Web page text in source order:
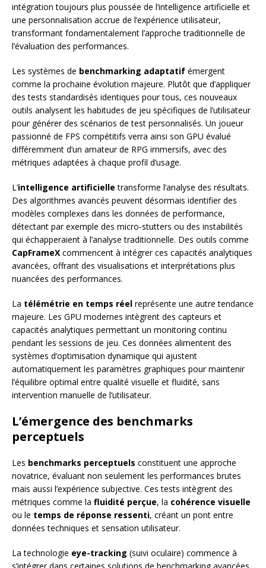
intégration toujours plus poussée de l’intelligence artificielle et
une personnalisation accrue de l’expérience utilisateur,
transformant fondamentalement l’approche traditionnelle de
l’évaluation des performances.
Les systèmes de benchmarking adaptatif émergent
comme la prochaine évolution majeure. Plutôt que d’appliquer
des tests standardisés identiques pour tous, ces nouveaux
outils analysent les habitudes de jeu spécifiques de l’utilisateur
pour générer des scénarios de test personnalisés. Un joueur
passionné de FPS compétitifs verra ainsi son GPU évalué
différemment d’un amateur de RPG immersifs, avec des
métriques adaptées à chaque profil d’usage.
L’intelligence artificielle transforme l’analyse des résultats.
Des algorithmes avancés peuvent désormais identifier des
modèles complexes dans les données de performance,
détectant par exemple des micro-stutters ou des instabilités
qui échapperaient à l’analyse traditionnelle. Des outils comme
CapFrameX commencent à intégrer ces capacités analytiques
avancées, offrant des visualisations et interprétations plus
nuancées des performances.
La télémétrie en temps réel représente une autre tendance
majeure. Les GPU modernes intègrent des capteurs et
capacités analytiques permettant un monitoring continu
pendant les sessions de jeu. Ces données alimentent des
systèmes d’optimisation dynamique qui ajustent
automatiquement les paramètres graphiques pour maintenir
l’équilibre optimal entre qualité visuelle et fluidité, sans
intervention manuelle de l’utilisateur.
L’émergence des benchmarks
perceptuels
Les benchmarks perceptuels constituent une approche
novatrice, évaluant non seulement les performances brutes
mais aussi l’expérience subjective. Ces tests intègrent des
métriques comme la fluidité perçue, la cohérence visuelle
ou le temps de réponse ressenti, créant un pont entre
données techniques et sensation utilisateur.
La technologie eye-tracking (suivi oculaire) commence à